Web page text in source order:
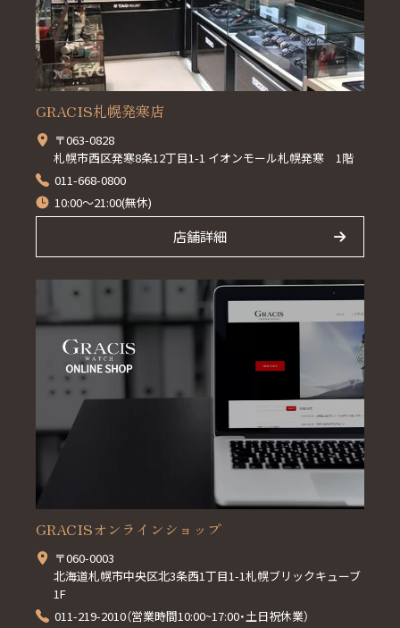
GRACIS札幌発寒店
〒063-0828
札幌市西区発寒8条12丁目1-1 イオンモール札幌発寒 1階
011-668-0800
10:00～21:00(無休)
店舗詳細
GRACISオンラインショップ
〒060-0003
北海道札幌市中央区北3条西1丁目1-1札幌ブリックキューブ
1F
011-219-2010（営業時間10:00~17:00・土日祝休業）